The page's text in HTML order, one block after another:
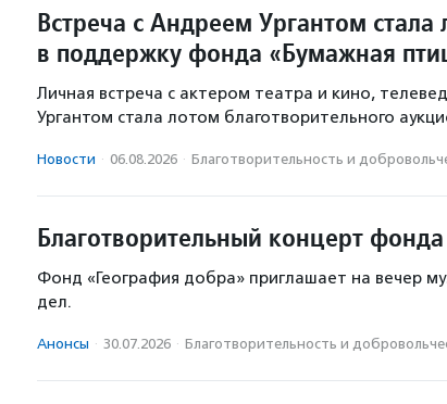
Встреча с Андреем Ургантом
в поддержку фонда «Бумажная
Личная встреча с актером театра и кино,
Ургантом стала лотом благотворительного
Новости · 06.08.2026 · Благотвори­тель­ность и
Благотворительный концерт
Фонд «География добра» приглашает на вечер
дел.
Анонсы · 30.07.2026 · Благотвори­тель­ность и